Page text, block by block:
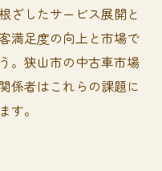
ざしたサービス展開と
満足度の向上と市場で
。狭山市の中古車市場
係者はこれらの課題に
す。